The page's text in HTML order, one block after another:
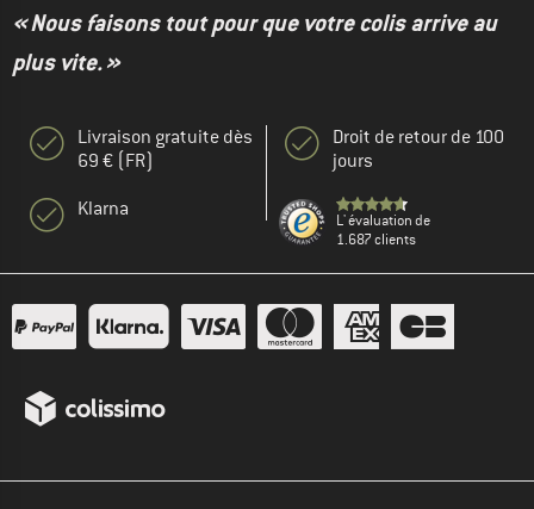
« Nous faisons tout pour que votre colis arrive au
plus vite. »
Livraison gratuite dès
69 € (FR)
Klarna
Droit de retour de 100
jours
L' évaluation de
1.687 clients